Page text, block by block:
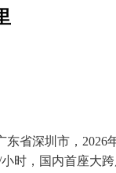
深圳市，2026
时，国内首座